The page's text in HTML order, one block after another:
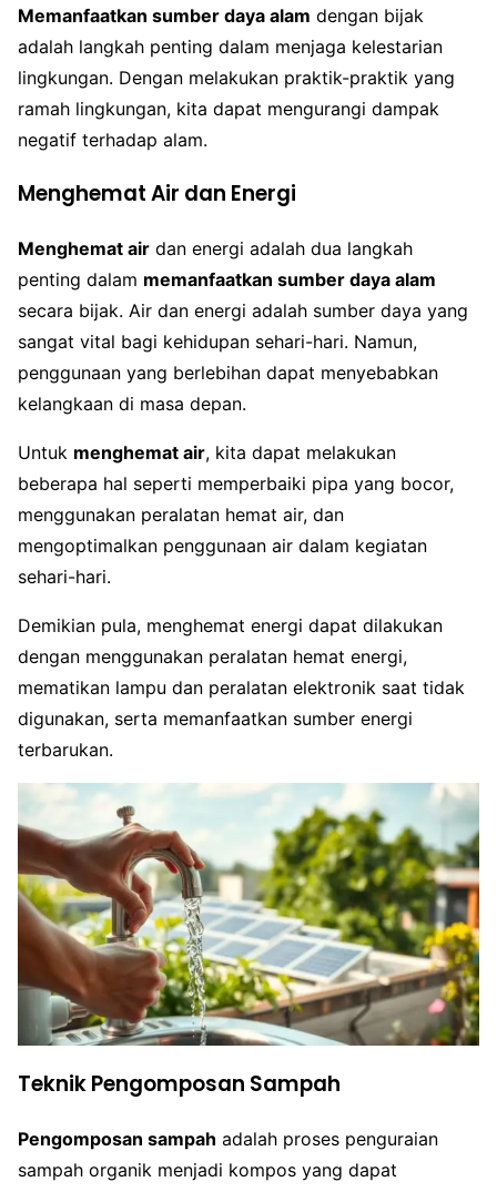
Memanfaatkan sumber daya alam dengan bijak
adalah langkah penting dalam menjaga kelestarian
lingkungan. Dengan melakukan praktik-praktik yang
ramah lingkungan, kita dapat mengurangi dampak
negatif terhadap alam.
Menghemat Air dan Energi
Menghemat air dan energi adalah dua langkah
penting dalam memanfaatkan sumber daya alam
secara bijak. Air dan energi adalah sumber daya yang
sangat vital bagi kehidupan sehari-hari. Namun,
penggunaan yang berlebihan dapat menyebabkan
kelangkaan di masa depan.
Untuk menghemat air, kita dapat melakukan
beberapa hal seperti memperbaiki pipa yang bocor,
menggunakan peralatan hemat air, dan
mengoptimalkan penggunaan air dalam kegiatan
sehari-hari.
Demikian pula, menghemat energi dapat dilakukan
dengan menggunakan peralatan hemat energi,
mematikan lampu dan peralatan elektronik saat tidak
digunakan, serta memanfaatkan sumber energi
terbarukan.
Teknik Pengomposan Sampah
Pengomposan sampah adalah proses penguraian
sampah organik menjadi kompos yang dapat